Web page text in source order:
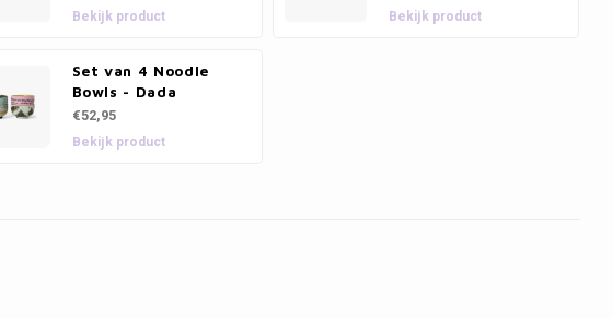
Bekijk product
Bekijk product
Set van 4 Noodle
Bowls - Dada
€52,95
Bekijk product